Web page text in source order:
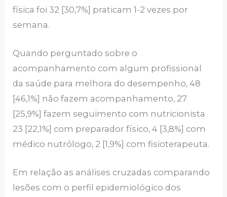
física foi 32 [30,7%] praticam 1-2 vezes por
semana.
Quando perguntado sobre o
acompanhamento com algum profissional
da saúde para melhora do desempenho, 48
[46,1%] não fazem acompanhamento, 27
[25,9%] fazem seguimento com nutricionista
23 [22,1%] com preparador físico, 4 [3,8%] com
médico nutrólogo, 2 [1,9%] com fisioterapeuta.
Em relação as análises cruzadas comparando
lesões com o perfil epidemiológico dos